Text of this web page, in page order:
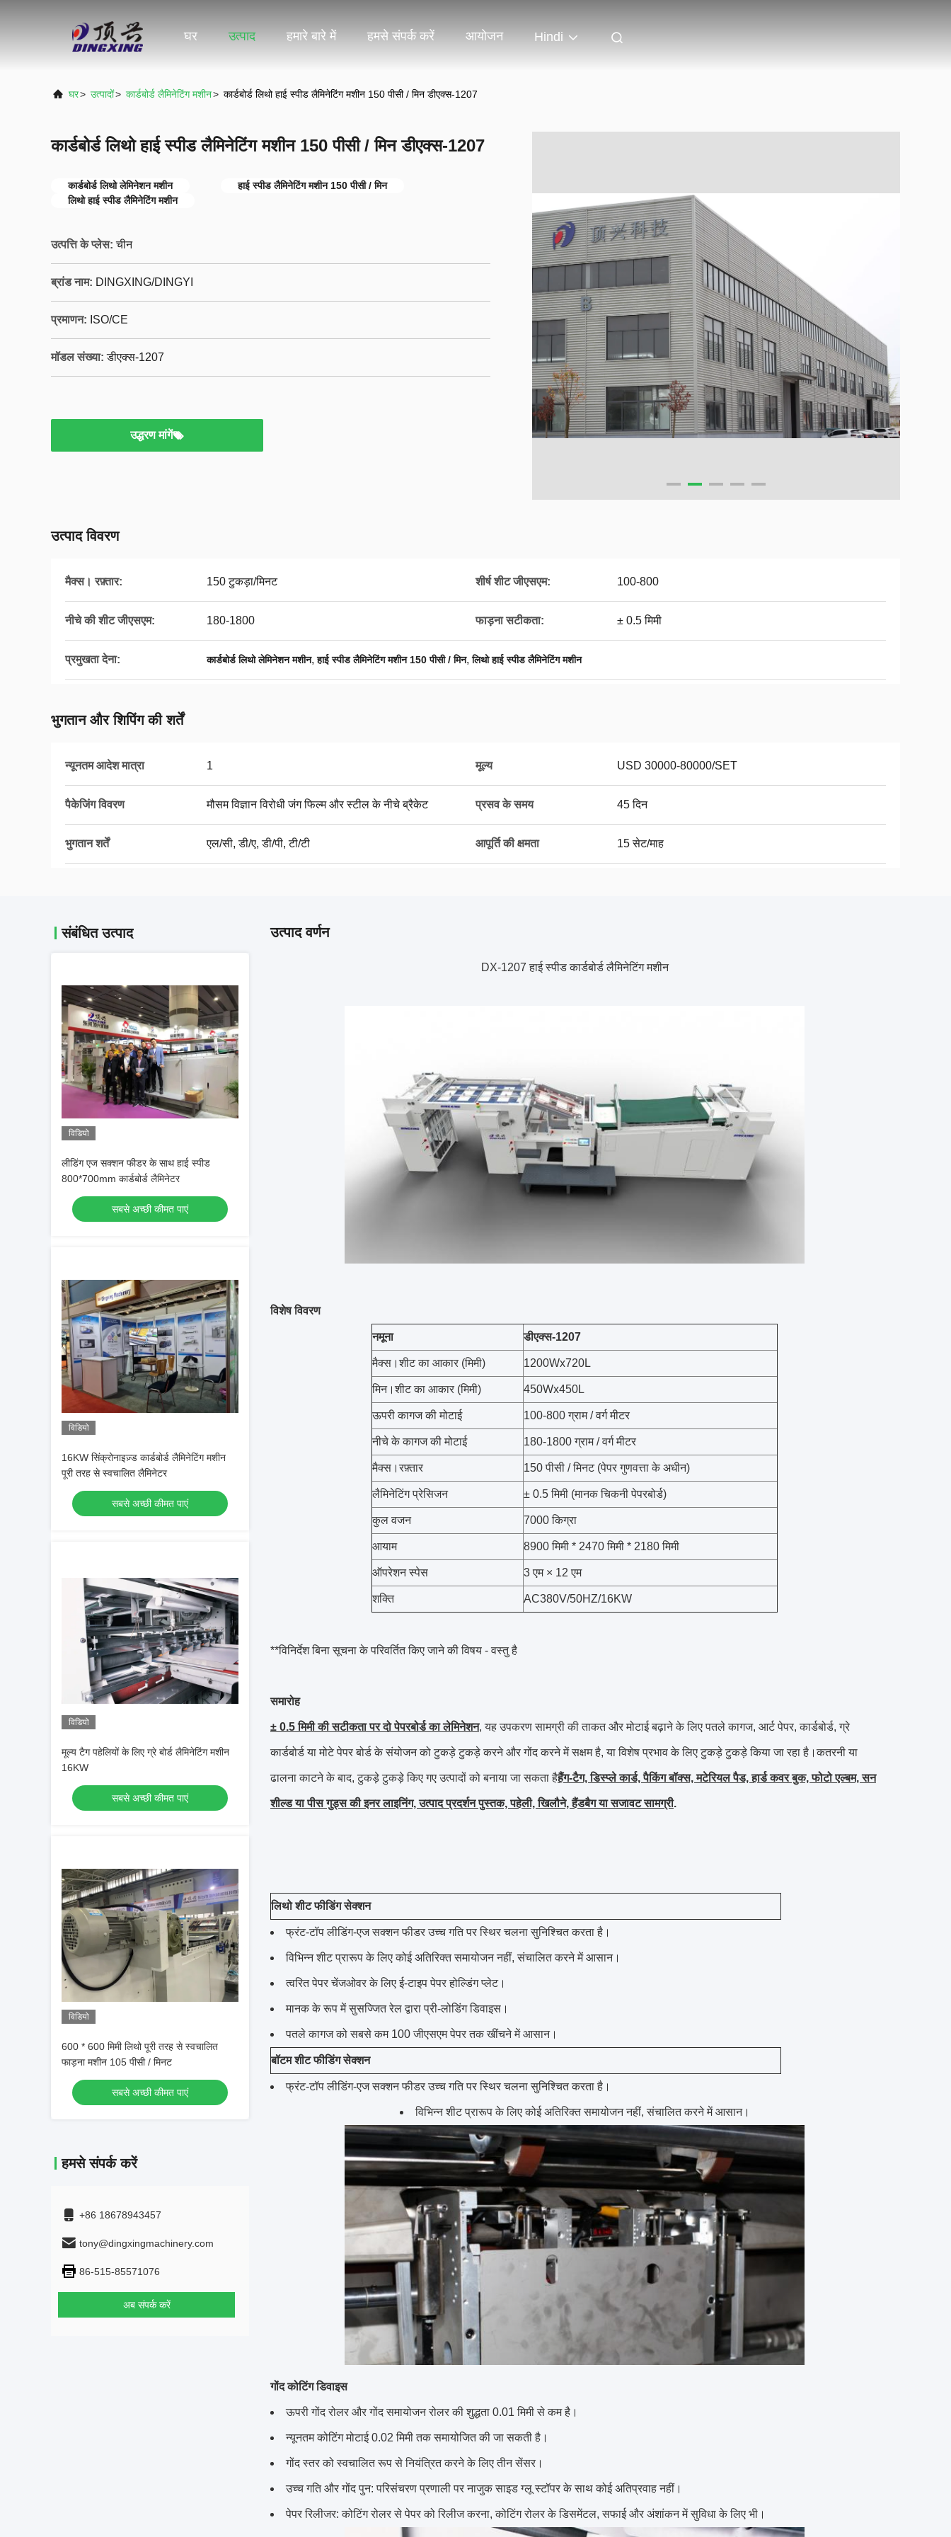
घर उत्पाद हमारे बारे में हमसे संपर्क करें आयोजन Hindi
घर> उत्पादों> कार्डबोर्ड लैमिनेटिंग मशीन> कार्डबोर्ड लिथो हाई स्पीड लैमिनेटिंग मशीन 150 पीसी / मिन डीएक्स-1207
कार्डबोर्ड लिथो हाई स्पीड लैमिनेटिंग मशीन 150 पीसी / मिन डीएक्स-1207
कार्डबोर्ड लिथो लेमिनेशन मशीन
हाई स्पीड लैमिनेटिंग मशीन 150 पीसी / मिन
लिथो हाई स्पीड लैमिनेटिंग मशीन
उत्पत्ति के प्लेस: चीन
ब्रांड नाम: DINGXING/DINGYI
प्रमाणन: ISO/CE
मॉडल संख्या: डीएक्स-1207
उद्धरण मांगें
उत्पाद विवरण
मैक्स। रफ़्तार: 150 टुकड़ा/मिनट शीर्ष शीट जीएसएम: 100-800
नीचे की शीट जीएसएम: 180-1800 फाड़ना सटीकता: ± 0.5 मिमी
प्रमुखता देना: कार्डबोर्ड लिथो लेमिनेशन मशीन,हाई स्पीड लैमिनेटिंग मशीन 150 पीसी / मिन,लिथो हाई स्पीड लैमिनेटिंग मशीन
भुगतान और शिपिंग की शर्तें
न्यूनतम आदेश मात्रा 1 मूल्य USD 30000-80000/SET
पैकेजिंग विवरण मौसम विज्ञान विरोधी जंग फिल्म और स्टील के नीचे ब्रैकेट प्रसव के समय 45 दिन
भुगतान शर्तें एल/सी, डी/ए, डी/पी, टी/टी आपूर्ति की क्षमता 15 सेट/माह
संबंधित उत्पाद
विडियो
लीडिंग एज सक्शन फीडर के साथ हाई स्पीड
800*700mm कार्डबोर्ड लैमिनेटर
सबसे अच्छी कीमत पाएं
विडियो
16KW सिंक्रोनाइज़्ड कार्डबोर्ड लैमिनेटिंग मशीन
पूरी तरह से स्वचालित लैमिनेटर
सबसे अच्छी कीमत पाएं
विडियो
मूल्य टैग पहेलियों के लिए ग्रे बोर्ड लैमिनेटिंग मशीन
16KW
सबसे अच्छी कीमत पाएं
विडियो
600 * 600 मिमी लिथो पूरी तरह से स्वचालित
फाड़ना मशीन 105 पीसी / मिनट
सबसे अच्छी कीमत पाएं
हमसे संपर्क करें
+86 18678943457
tony@dingxingmachinery.com
86-515-85571076
अब संपर्क करें
उत्पाद वर्णन
DX-1207 हाई स्पीड कार्डबोर्ड लैमिनेटिंग मशीन
विशेष विवरण
नमूना डीएक्स-1207
मैक्स।शीट का आकार (मिमी) 1200Wx720L
मिन।शीट का आकार (मिमी) 450Wx450L
ऊपरी कागज की मोटाई 100-800 ग्राम / वर्ग मीटर
नीचे के कागज की मोटाई 180-1800 ग्राम / वर्ग मीटर
मैक्स।रफ़्तार 150 पीसी / मिनट (पेपर गुणवत्ता के अधीन)
लैमिनेटिंग प्रेसिजन ± 0.5 मिमी (मानक चिकनी पेपरबोर्ड)
कुल वजन 7000 किग्रा
आयाम 8900 मिमी * 2470 मिमी * 2180 मिमी
ऑपरेशन स्पेस 3 एम × 12 एम
शक्ति AC380V/50HZ/16KW
**विनिर्देश बिना सूचना के परिवर्तित किए जाने की विषय - वस्तु है
समारोह
± 0.5 मिमी की सटीकता पर दो पेपरबोर्ड का लेमिनेशन, यह उपकरण सामग्री की ताकत और मोटाई बढ़ाने के लिए पतले कागज, आर्ट पेपर, कार्डबोर्ड, ग्रे
कार्डबोर्ड या मोटे पेपर बोर्ड के संयोजन को टुकड़े टुकड़े करने और गोंद करने में सक्षम है, या विशेष प्रभाव के लिए टुकड़े टुकड़े किया जा रहा है।कतरनी या
ढालना काटने के बाद, टुकड़े टुकड़े किए गए उत्पादों को बनाया जा सकता हैहैंग-टैग, डिस्प्ले कार्ड, पैकिंग बॉक्स, मटेरियल पैड, हार्ड कवर बुक, फोटो एल्बम, सन
शील्ड या पीस गुड्स की इनर लाइनिंग, उत्पाद प्रदर्शन पुस्तक, पहेली, खिलौने, हैंडबैग या सजावट सामग्री.
लिथो शीट फीडिंग सेक्शन
फ्रंट-टॉप लीडिंग-एज सक्शन फीडर उच्च गति पर स्थिर चलना सुनिश्चित करता है।
विभिन्न शीट प्रारूप के लिए कोई अतिरिक्त समायोजन नहीं, संचालित करने में आसान।
त्वरित पेपर चेंजओवर के लिए ई-टाइप पेपर होल्डिंग प्लेट।
मानक के रूप में सुसज्जित रेल द्वारा प्री-लोडिंग डिवाइस।
पतले कागज को सबसे कम 100 जीएसएम पेपर तक खींचने में आसान।
बॉटम शीट फीडिंग सेक्शन
फ्रंट-टॉप लीडिंग-एज सक्शन फीडर उच्च गति पर स्थिर चलना सुनिश्चित करता है।
विभिन्न शीट प्रारूप के लिए कोई अतिरिक्त समायोजन नहीं, संचालित करने में आसान।
गोंद कोटिंग डिवाइस
ऊपरी गोंद रोलर और गोंद समायोजन रोलर की शुद्धता 0.01 मिमी से कम है।
न्यूनतम कोटिंग मोटाई 0.02 मिमी तक समायोजित की जा सकती है।
गोंद स्तर को स्वचालित रूप से नियंत्रित करने के लिए तीन सेंसर।
उच्च गति और गोंद पुन: परिसंचरण प्रणाली पर नाजुक साइड ग्लू स्टॉपर के साथ कोई अतिप्रवाह नहीं।
पेपर रिलीजर: कोटिंग रोलर से पेपर को रिलीज करना, कोटिंग रोलर के डिसमेंटल, सफाई और अंशांकन में सुविधा के लिए भी।